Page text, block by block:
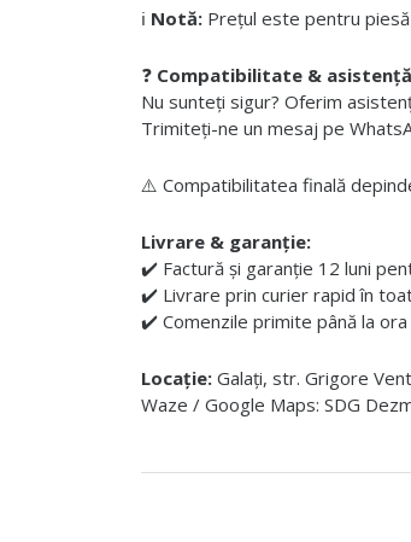
ℹ️ Notă: Prețul este pentru
❓ Compatibilitate &
Nu sunteți sigur? Oferim
Trimiteți-ne un mesaj pe
⚠️ Compatibilitatea finală
Livrare & garanție:
✔️ Factură și garanție 12 luni
✔️ Livrare prin curier rapid în
✔️ Comenzile primite până la
Locație: Galați, str. Grigore
Waze / Google Maps: SDG